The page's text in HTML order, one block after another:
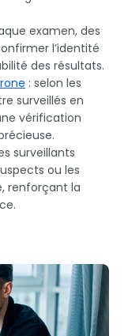
examen, des
l’identité
des résultats.
: selon les
surveillés en
vérification
surveillants
ou les
renforçant la